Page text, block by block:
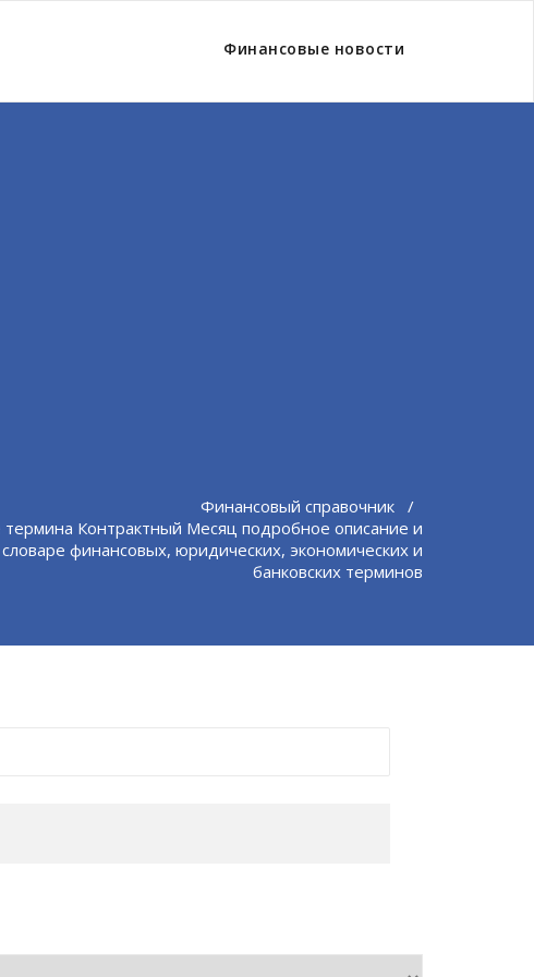
Финансовые новости
Финансовый справочник /
термина Контрактный Месяц подробное описание и
финансовых, юридических, экономических и
банковских терминов